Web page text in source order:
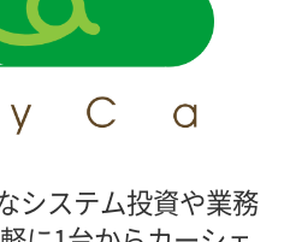
システム投資や業務